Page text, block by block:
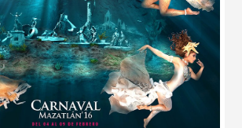
Naval se ha enriquecido, ocasionalmente, con
para el manejo de luces y rayos láser, así
provocando una mayor carga emocional en
Humor Es un monigote de grandes dimensiones;
o institución a quien se le atribuye el origen de los
población en el transcurso del año. Cargado de
figura es incinerada. El Mal Humor simboliza el
y penas cotidianas con el fin de que
impida el pleno goce de la "pachanga". Víctimas del
personificando al Mal Humor han aparecido
caciques locales, el tristemente célebre